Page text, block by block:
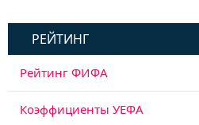
РЕЙТИНГ
Рейтинг ФИФА
Коэффициенты УЕФА